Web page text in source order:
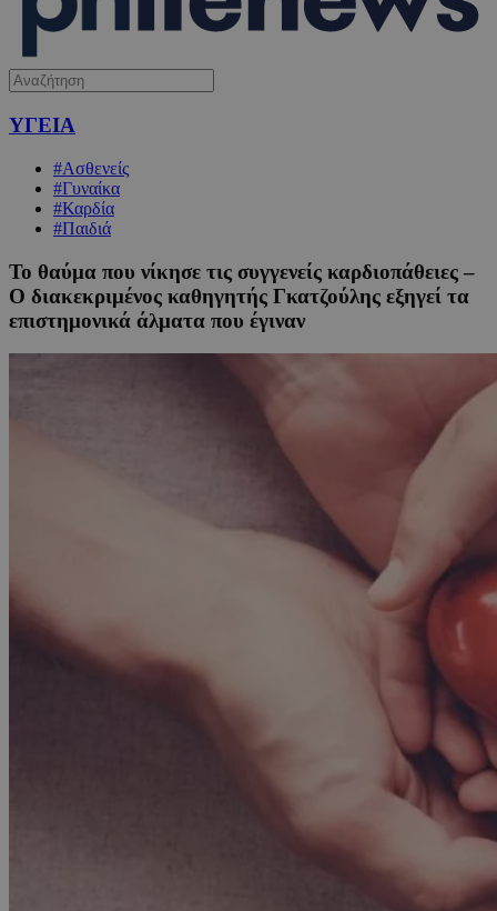
ΥΓΕΙΑ
#Ασθενείς
#Γυναίκα
#Καρδία
#Παιδιά
Το θαύμα που νίκησε τις συγγενείς καρδιοπάθειες –
Ο διακεκριμένος καθηγητής Γκατζούλης εξηγεί τα
επιστημονικά άλματα που έγιναν